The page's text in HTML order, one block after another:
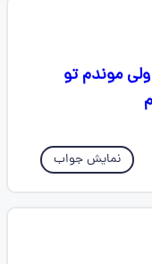
موندم تو
نمایش جواب